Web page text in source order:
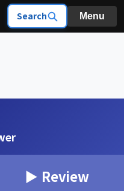
Search Menu
▶ Review